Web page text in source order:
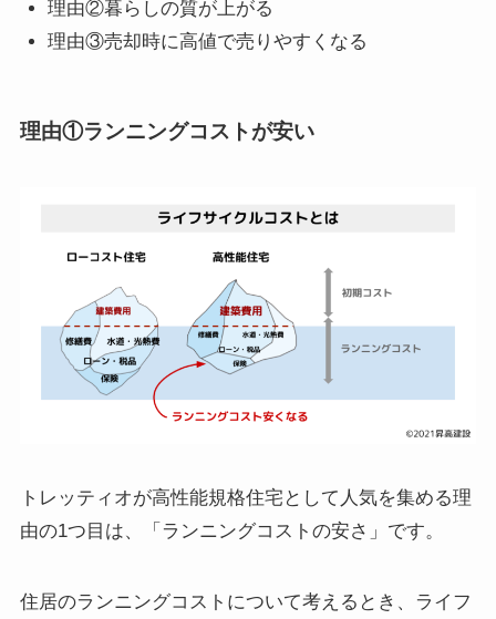
理由②暮らしの質が上がる
理由③売却時に高値で売りやすくなる
理由①ランニングコストが安い
トレッティオが高性能規格住宅として人気を集める理
由の1つ目は、「ランニングコストの安さ」です。
住居のランニングコストについて考えるとき、ライフ